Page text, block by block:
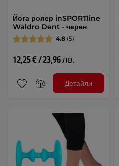
Йога ролер inSPORTline
Waldro Dent - черен
4.8 (5)
12,25 € / 23,96 лв.
Детайли